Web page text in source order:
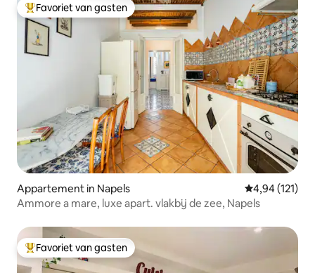
Topfavoriet van gasten
Favoriet van gasten
Appartement in Napels Gemiddelde
4,94 (121)
Ammore a mare, luxe apart. vlakbij de zee, Napels
Topfavoriet van gasten
Favoriet van gasten